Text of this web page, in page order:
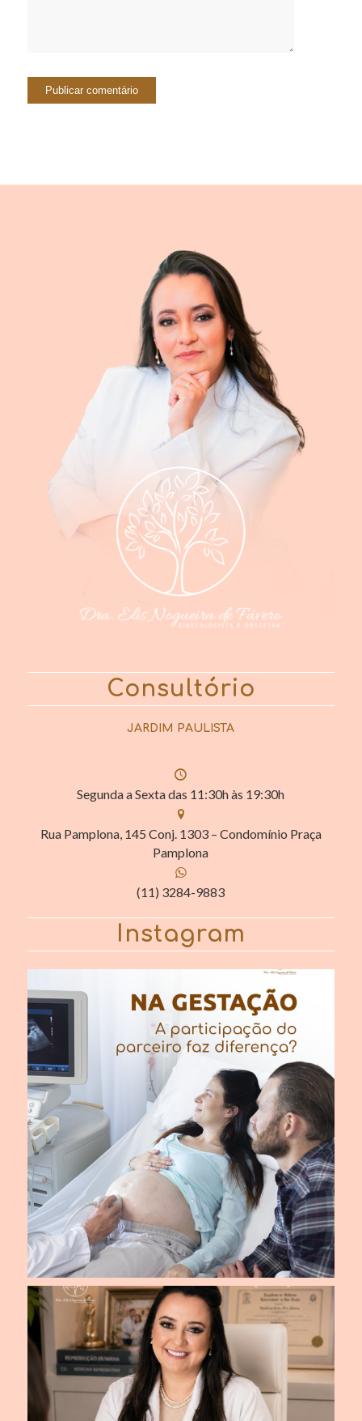
Consultório
JARDIM PAULISTA
Segunda a Sexta das 11:30h às 19:30h
Rua Pamplona, 145 Conj. 1303 – Condomínio Praça
Pamplona
(11) 3284-9883
Instagram